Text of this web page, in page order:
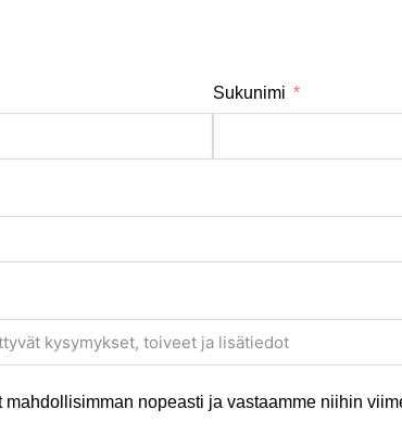
Sukunimi
mahdollisimman nopeasti ja vastaamme niihin